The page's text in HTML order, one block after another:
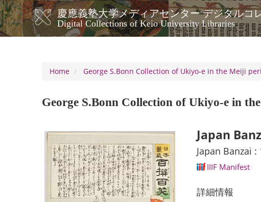
Skip
to
main
content
慶應義塾大学メディアセンター デジタルコ
Digital Collections of Keio University Libraries
メ
イ
ビ
シ
ン
Home
George S.Bonn Collection of Ukiyo-e in the Meiji
George S.Bonn Collection of Ukiyo-e in
Japan
Japan Banzai
IIIF Manifest
詳細情報